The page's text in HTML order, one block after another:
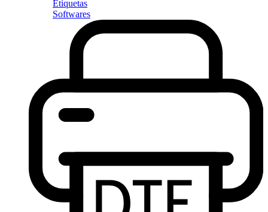
Etiquetas
Softwares